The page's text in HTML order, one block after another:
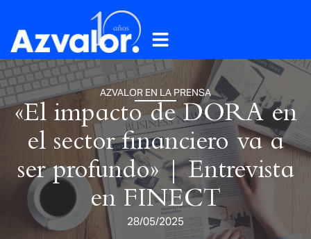
AZVALOR EN LA PRENSA
«El impacto de DORA en
el sector financiero va a
ser profundo» | Entrevista
en FINECT
28/05/2025